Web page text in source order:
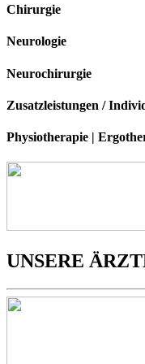
Chirurgie
Neurologie
Neurochirurgie
Zusatzleistungen /
Physiotherapie |
UNSERE